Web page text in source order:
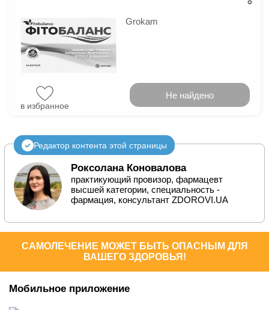
Grokam
в избранное
Не найдено
Редактор контента этой страницы
Роксолана Коновалова
практикующий провизор, фармацевт
высшей категории, специальность -
фармация, консультант ZDOROVI.UA
САМОЛЕЧЕНИЕ МОЖЕТ БЫТЬ ОПАСНЫМ ДЛЯ
ВАШЕГО ЗДОРОВЬЯ!
Мобильное приложение